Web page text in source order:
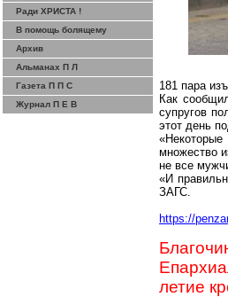
Ради ХРИСТА !
В помощь болящему
Архив
Альманах П Л
Газета П П С
Журнал П Е В
181 пара
Как
супругов
этот день
множество
не все
«И
ЗАГС.
https://
летие